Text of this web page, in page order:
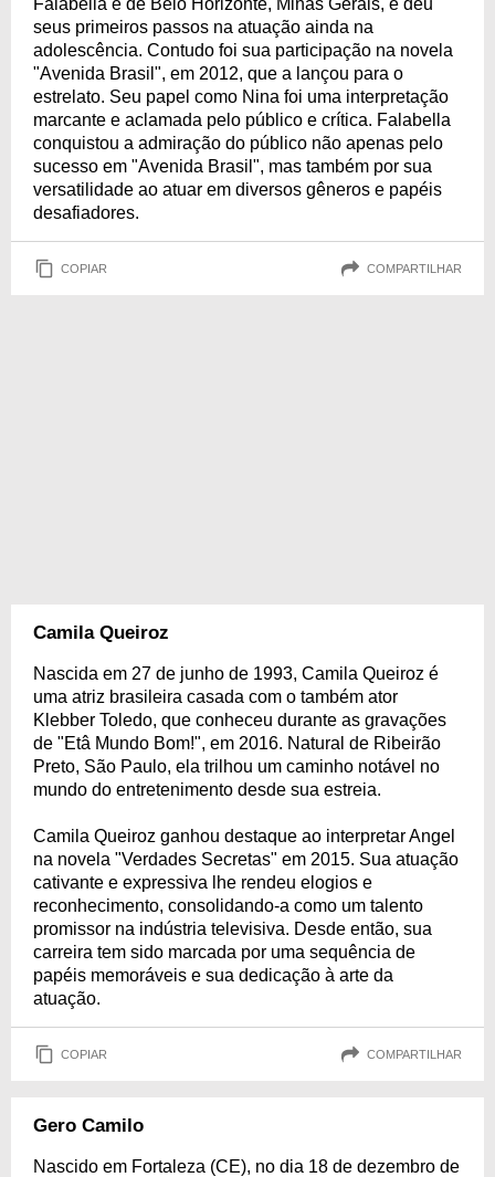
Falabella é de Belo Horizonte, Minas Gerais, e deu
seus primeiros passos na atuação ainda na
adolescência. Contudo foi sua participação na novela
"Avenida Brasil", em 2012, que a lançou para o
estrelato. Seu papel como Nina foi uma interpretação
marcante e aclamada pelo público e crítica. Falabella
conquistou a admiração do público não apenas pelo
sucesso em "Avenida Brasil", mas também por sua
versatilidade ao atuar em diversos gêneros e papéis
desafiadores.
COPIAR COMPARTILHAR
Camila Queiroz
Nascida em 27 de junho de 1993, Camila Queiroz é
uma atriz brasileira casada com o também ator
Klebber Toledo, que conheceu durante as gravações
de "Etâ Mundo Bom!", em 2016. Natural de Ribeirão
Preto, São Paulo, ela trilhou um caminho notável no
mundo do entretenimento desde sua estreia.
Camila Queiroz ganhou destaque ao interpretar Angel
na novela "Verdades Secretas" em 2015. Sua atuação
cativante e expressiva lhe rendeu elogios e
reconhecimento, consolidando-a como um talento
promissor na indústria televisiva. Desde então, sua
carreira tem sido marcada por uma sequência de
papéis memoráveis e sua dedicação à arte da
atuação.
COPIAR COMPARTILHAR
Gero Camilo
Nascido em Fortaleza (CE), no dia 18 de dezembro de